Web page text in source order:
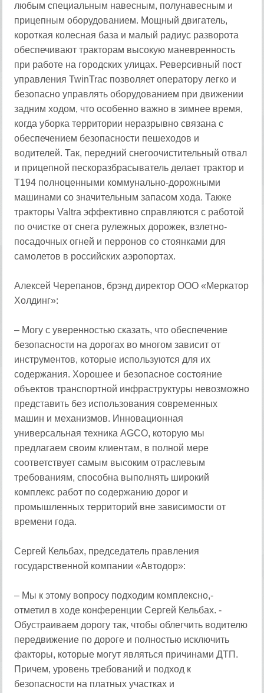
любым специальным навесным, полунавесным и
прицепным оборудованием. Мощный двигатель,
короткая колесная база и малый радиус разворота
обеспечивают тракторам высокую маневренность
при работе на городских улицах. Реверсивный пост
управления TwinTrac позволяет оператору легко и
безопасно управлять оборудованием при движении
задним ходом, что особенно важно в зимнее время,
когда уборка территории неразрывно связана с
обеспечением безопасности пешеходов и
водителей. Так, передний снегоочистительный отвал
и прицепной пескоразбрасыватель делает трактор и
T194 полноценными коммунально-дорожными
машинами со значительным запасом хода. Также
тракторы Valtra эффективно справляются с работой
по очистке от снега рулежных дорожек, взлетно-
посадочных огней и перронов со стоянками для
самолетов в российских аэропортах.
Алексей Черепанов, брэнд директор ООО «Меркатор
Холдинг»:
– Могу с уверенностью сказать, что обеспечение
безопасности на дорогах во многом зависит от
инструментов, которые используются для их
содержания. Хорошее и безопасное состояние
объектов транспортной инфраструктуры невозможно
представить без использования современных
машин и механизмов. Инновационная
универсальная техника AGCO, которую мы
предлагаем своим клиентам, в полной мере
соответствует самым высоким отраслевым
требованиям, способна выполнять широкий
комплекс работ по содержанию дорог и
промышленных территорий вне зависимости от
времени года.
Сергей Кельбах, председатель правления
государственной компании «Автодор»:
– Мы к этому вопросу подходим комплексно,-
отметил в ходе конференции Сергей Кельбах. -
Обустраиваем дорогу так, чтобы облегчить водителю
передвижение по дороге и полностью исключить
факторы, которые могут являться причинами ДТП.
Причем, уровень требований и подход к
безопасности на платных участках и